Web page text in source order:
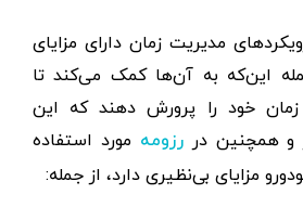
مدیریت زمان دارای مزایای
این‌که به آن‌ها کمک می‌کند تا
خود را پرورش دهند که این
و همچنین دررزومه مورد استفاده
مزایای بی‌نظیری دارد، از جمله: